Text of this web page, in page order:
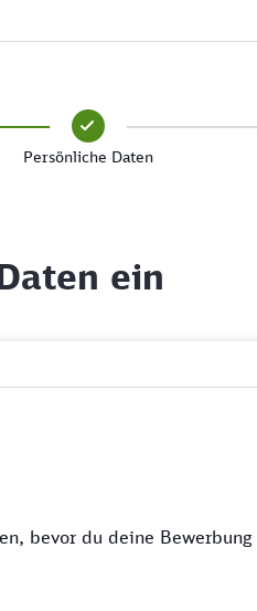
Persönliche Daten
ein
bevor du deine Bewerbung